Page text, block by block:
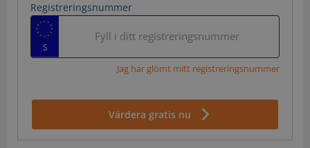
Registreringsnummer
Fyll i ditt registreringsnummer
Jag har glömt mitt registreringsnummer
Värdera gratis nu